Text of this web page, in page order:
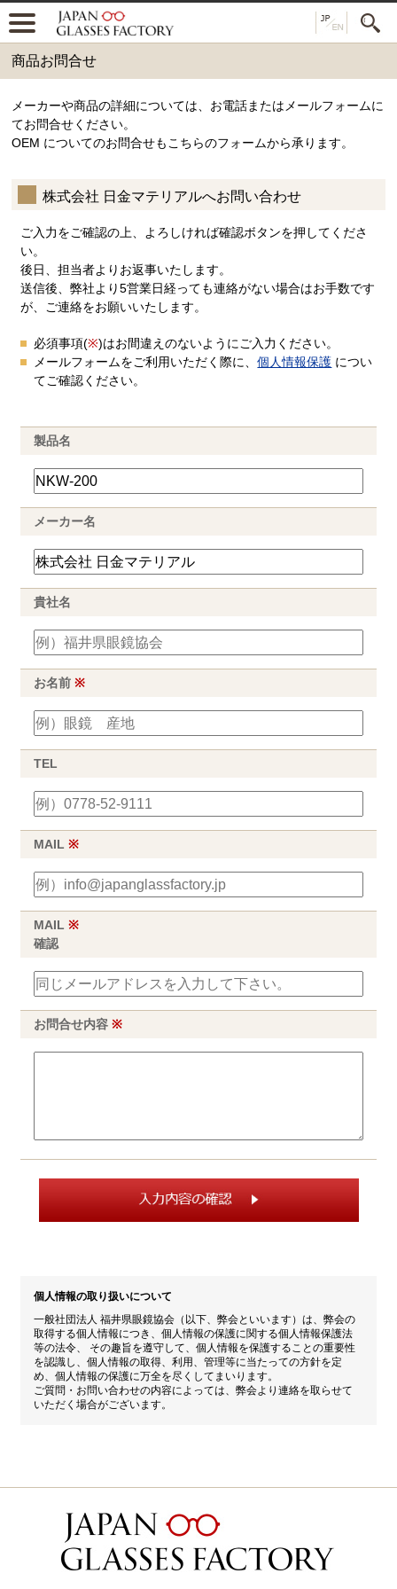
商品お問合せ
メーカーや商品の詳細については、お電話またはメールフォームに
てお問合せください。
OEM についてのお問合せもこちらのフォームから承ります。
株式会社 日金マテリアルへお問い合わせ
ご入力をご確認の上、よろしければ確認ボタンを押してくださ
い。
後日、担当者よりお返事いたします。
送信後、弊社より5営業日経っても連絡がない場合はお手数です
が、ご連絡をお願いいたします。
必須事項(※)はお間違えのないようにご入力ください。
メールフォームをご利用いただく際に、個人情報保護 につい
てご確認ください。
製品名
メーカー名
貴社名
お名前※
TEL
MAIL※
MAIL※
確認
お問合せ内容※
個人情報の取り扱いについて
一般社団法人 福井県眼鏡協会（以下、弊会といいます）は、弊会の
取得する個人情報につき、個人情報の保護に関する個人情報保護法
等の法令、 その趣旨を遵守して、個人情報を保護することの重要性
を認識し、個人情報の取得、利用、管理等に当たっての方針を定
め、個人情報の保護に万全を尽くしてまいります。
ご質問・お問い合わせの内容によっては、弊会より連絡を取らせて
いただく場合がございます。